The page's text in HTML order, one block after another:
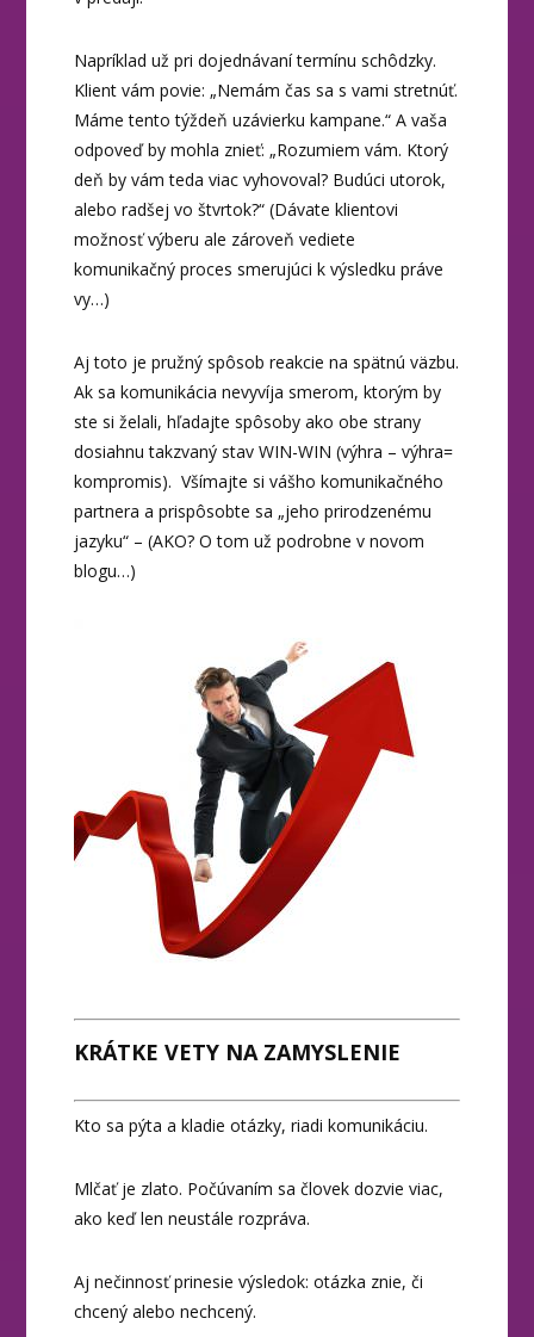
Napríklad už pri dojednávaní termínu schôdzky.
Klient vám povie: „Nemám čas sa s vami stretnúť.
Máme tento týždeň uzávierku kampane.“ A vaša
odpoveď by mohla znieť: „Rozumiem vám. Ktorý
deň by vám teda viac vyhovoval? Budúci utorok,
alebo radšej vo štvrtok?“ (Dávate klientovi
možnosť výberu ale zároveň vediete
komunikačný proces smerujúci k výsledku práve
vy…)
Aj toto je pružný spôsob reakcie na spätnú väzbu.
Ak sa komunikácia nevyvíja smerom, ktorým by
ste si želali, hľadajte spôsoby ako obe strany
dosiahnu takzvaný stav WIN-WIN (výhra – výhra=
kompromis). Všímajte si vášho komunikačného
partnera a prispôsobte sa „jeho prirodzenému
jazyku“ – (AKO? O tom už podrobne v novom
blogu…)
KRÁTKE VETY NA ZAMYSLENIE
Kto sa pýta a kladie otázky, riadi komunikáciu.
Mlčať je zlato. Počúvaním sa človek dozvie viac,
ako keď len neustále rozpráva.
Aj nečinnosť prinesie výsledok: otázka znie, či
chcený alebo nechcený.